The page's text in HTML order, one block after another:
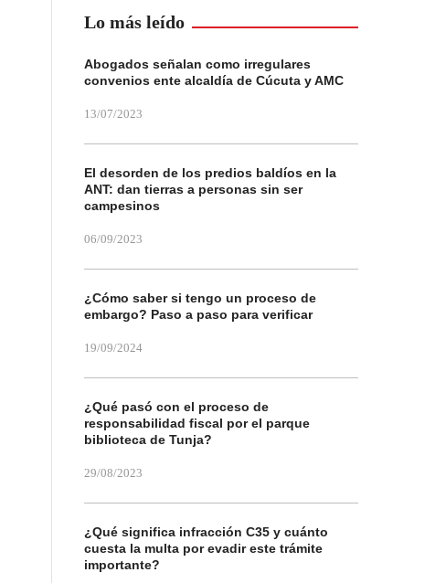
Lo más leído
Abogados señalan como irregulares
convenios ente alcaldía de Cúcuta y AMC
13/07/2023
El desorden de los predios baldíos en la
ANT: dan tierras a personas sin ser
campesinos
06/09/2023
¿Cómo saber si tengo un proceso de
embargo? Paso a paso para verificar
19/09/2024
¿Qué pasó con el proceso de
responsabilidad fiscal por el parque
biblioteca de Tunja?
29/08/2023
¿Qué significa infracción C35 y cuánto
cuesta la multa por evadir este trámite
importante?